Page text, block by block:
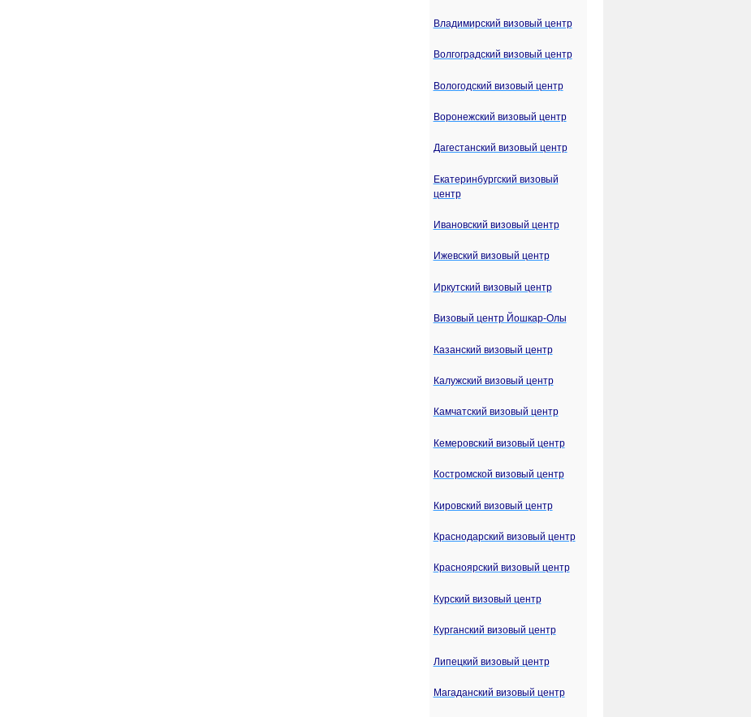
Владимирский визовый центр
Волгоградский визовый центр
Вологодский визовый центр
Воронежский визовый центр
Дагестанский визовый центр
Екатеринбургский визовый
центр
Ивановский визовый центр
Ижевский визовый центр
Иркутский визовый центр
Визовый центр Йошкар-Олы
Казанский визовый центр
Калужский визовый центр
Камчатский визовый центр
Кемеровский визовый центр
Костромской визовый центр
Кировский визовый центр
Краснодарский визовый центр
Красноярский визовый центр
Курский визовый центр
Курганский визовый центр
Липецкий визовый центр
Магаданский визовый центр